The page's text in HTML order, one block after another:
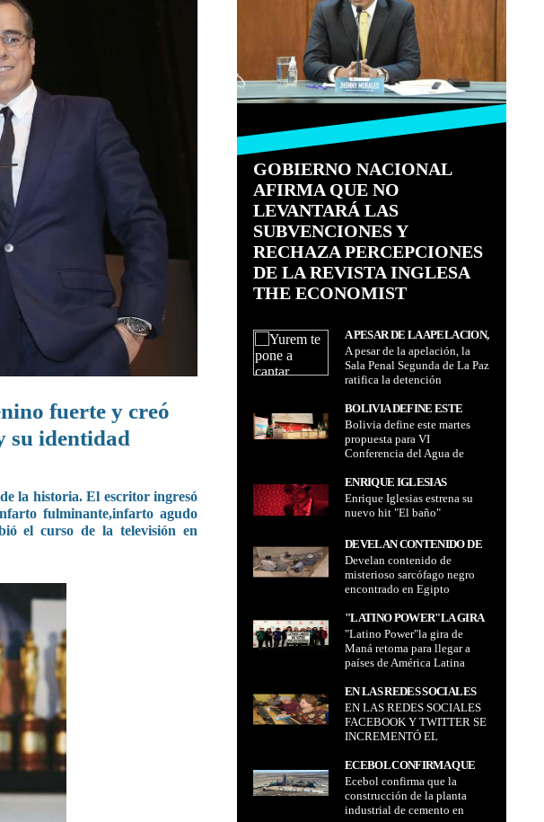
fuerte y creó
su identidad
la historia. El escritor ingresó
fulminante,infarto agudo
el curso de la televisión en
GOBIERNO NACIONAL
AFIRMA QUE NO
LEVANTARÁ LAS
SUBVENCIONES Y
RECHAZA PERCEPCIONES
DE LA REVISTA INGLESA
THE ECONOMIST
A PESAR DE LA APELACIÓN,
LA SALA PENAL SEGUNDA
DE LA PAZ RATIFICA LA
DETENCIÓN PREVENTIVA
SILES EN EL PENAL DE
PATACAMAYA POR EL
"CASO CONSORCIO"
A pesar de la apelación, la
Sala Penal Segunda de La Paz
ratifica la detención
César Siles en el penal de
Patacamaya por el "caso
consorcio"
BOLIVIA DEFINE ESTE
MARTES PROPUESTA PARA
VI CONFERENCIA DEL
AGUA DE NACIONES
MARZO EN NUEVA YORK
Bolivia define este martes
propuesta para VI
Conferencia del Agua de
24 de marzo en Nueva York
ENRIQUE IGLESIAS
ESTRENA SU NUEVO HIT
"EL BAÑO"
Enrique Iglesias estrena su
nuevo hit "El baño"
DEVELAN CONTENIDO DE
MISTERIOSO SARCÓFAGO
NEGRO ENCONTRADO EN
EGIPTO
Develan contenido de
misterioso sarcófago negro
encontrado en Egipto
"LATINO POWER"LA GIRA
DE MANÁ RETOMA PARA
LLEGAR A PAÍSES DE
AMÉRICA LATINA
"Latino Power"la gira de
Maná retoma para llegar a
países de América Latina
EN LAS REDES SOCIALES
FACEBOOK Y TWITTER SE
INCREMENTÓ EL
PORCENTAJE DE USUARIOS
EN LAS REDES SOCIALES
FACEBOOK Y TWITTER SE
INCREMENTÓ EL
USUARIOS DE LA
TERCERA EDAD
ECEBOL CONFIRMA QUE
LA CONSTRUCCIÓN DE LA
PLANTA INDUSTRIAL DE
CEMENTO EN POTOSÍ YA
Ecebol confirma que la
construcción de la planta
industrial de cemento en